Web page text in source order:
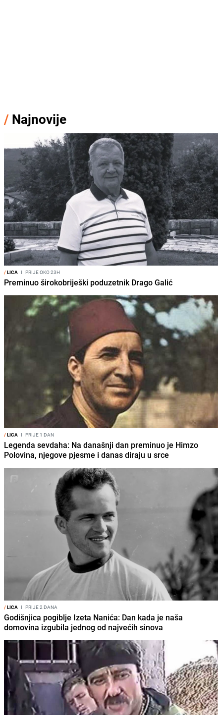
/ Najnovije
/LICA I PRIJE OKO 23H
Preminuo širokobriješki poduzetnik Drago Galić
/LICA I PRIJE 1 DAN
Legenda sevdaha: Na današnji dan preminuo je Himzo
Polovina, njegove pjesme i danas diraju u srce
/LICA I PRIJE 2 DANA
Godišnjica pogiblje Izeta Nanića: Dan kada je naša
domovina izgubila jednog od najvećih sinova